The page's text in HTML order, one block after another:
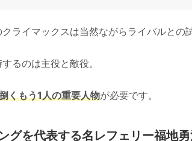
ライマックスは当然ながらライバルとの
るのは主役と敵役。
くもう1人の重要人物が必要です。
グを代表する名レフェリー福地